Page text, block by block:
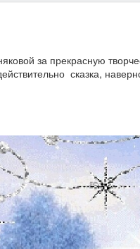
за прекрасную
сказка,